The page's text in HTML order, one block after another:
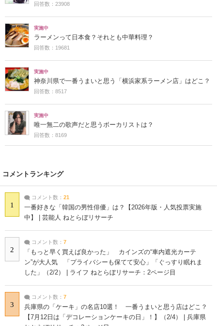
回答数：23908
実施中
ラーメンって日本食？それとも中華料理？
回答数：19681
実施中
神奈川県で一番うまいと思う「横浜家系ラーメン店」はどこ？
回答数：8517
実施中
唯一無二の歌声だと思うボーカリストは？
回答数：8169
コメントランキング
1
コメント数： 21
一番好きな「韓国の男性俳優」は？【2026年版・人気投票実施
中】 | 芸能人 ねとらぼリサーチ
2
コメント数： 7
「もっと早く買えば良かった」 カインズの“車内遮光カーテ
ン”が大人気 「プライバシーも保てて安心」「ぐっすり眠れま
した」（2/2） | ライフ ねとらぼリサーチ：2ページ目
3
コメント数： 7
兵庫県の「ケーキ」の名店10選！ 一番うまいと思う店はどこ？
【7月12日は「デコレーションケーキの日」！】（2/4） | 兵庫県